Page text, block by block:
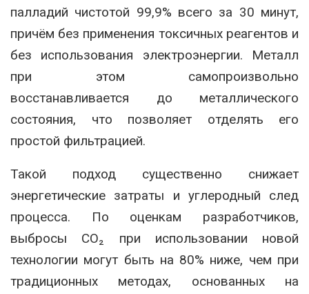
палладий чистотой 99,9% всего за 30 минут,
причём без применения токсичных реагентов и
без использования электроэнергии. Металл
при этом самопроизвольно
восстанавливается до металлического
состояния, что позволяет отделять его
простой фильтрацией.
Такой подход существенно снижает
энергетические затраты и углеродный след
процесса. По оценкам разработчиков,
выбросы CO₂ при использовании новой
технологии могут быть на 80% ниже, чем при
традиционных методах, основанных на